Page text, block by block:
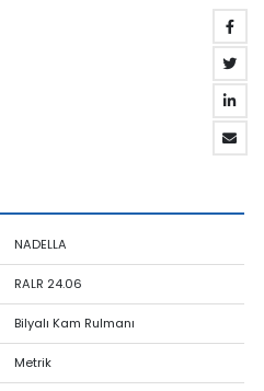
NADELLA
RALR 24.06
Bilyalı Kam Rulmanı
Metrik